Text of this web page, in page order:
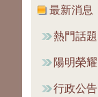
最新消息
熱門話題
陽明榮耀
行政公告